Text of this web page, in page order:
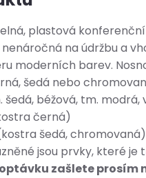
plastová
na údržbu a
moderních barev.
šedá nebo
béžová, tm. modrá,
černá)
šedá, chromovaná)
jsou prvky, které
zašlete prosím